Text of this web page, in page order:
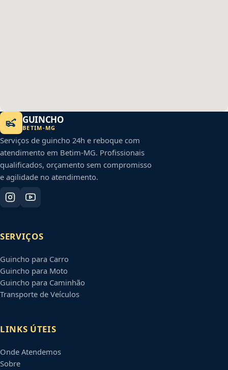
GUINCHO
BETIM-MG
Serviços de guincho 24h e reboque com
atendimento em Betim-MG. Profissionais
qualificados, orçamento sem compromisso
e agilidade no atendimento.
SERVIÇOS
Guincho para Carro
Guincho para Moto
Guincho para Caminhão
Transporte de Veículos
LINKS ÚTEIS
Onde Atendemos
Sobre